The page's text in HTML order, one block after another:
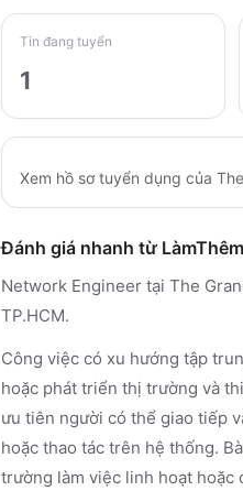
Tin đang tuyển
1
Xem hồ sơ tuyển dụng của
Đánh giá nhanh từ
Network Engineer tại The
TP.HCM.
Công việc có xu hướng tập
hoặc phát triển thị trường và
ưu tiên người có thể giao tiếp
hoặc thao tác trên hệ thống.
trường làm việc linh hoạt hoặc